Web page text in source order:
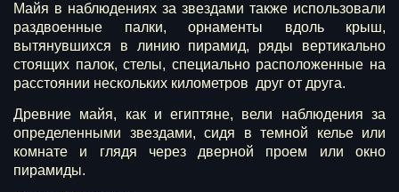
Майя в наблюдениях за звездами также использовали
раздвоенные палки, орнаменты вдоль крыш,
вытянувшихся в линию пирамид, ряды вертикально
стоящих палок, стелы, специально расположенные на
расстоянии нескольких километров друг от друга.
Древние майя, как и египтяне, вели наблюдения за
определенными звездами, сидя в темной келье или
комнате и глядя через дверной проем или окно
пирамиды.